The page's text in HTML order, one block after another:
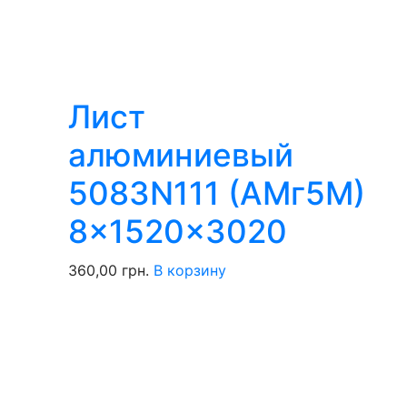
Лист
алюминиевый
5083N111 (АМг5М)
8x1520x3020
360,00 грн. В корзину